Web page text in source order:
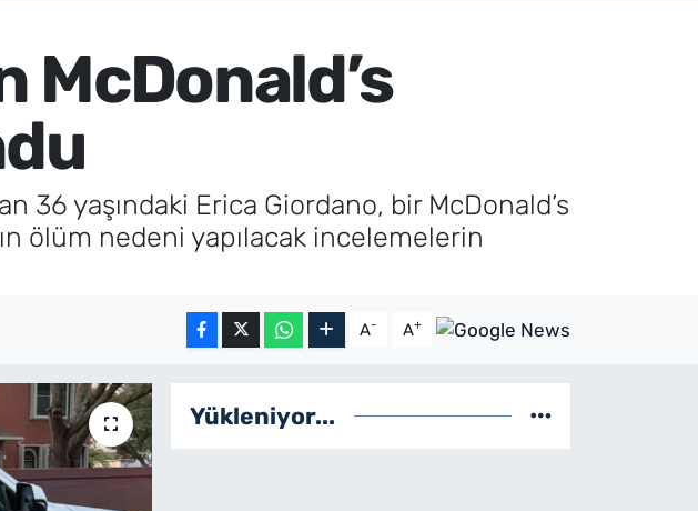
McDonald’s
36 yaşındaki Erica Giordano, bir McDonald’s
ölüm nedeni yapılacak incelemelerin
A- A+
Yükleniyor...